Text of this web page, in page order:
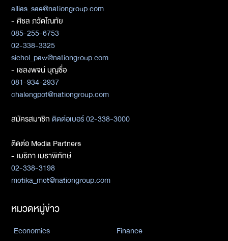
allias_sae@nationgroup.com
- ศิชล ภวัตโณทัย
085-255-6753
02-338-3325
sichol_paw@nationgroup.com
- เชลงพจน์ บุญซื่อ
081-934-2937
chalengpot@nationgroup.com
สมัครสมาชิกติดต่อเบอร์ 02-338-3000
ติดต่อ Media Partners
- เมธิกา เมธาพิทักษ์
02-338-3198
metika_met@nationgroup.com
หมวดหมู่ข่าว
Economics
Finance